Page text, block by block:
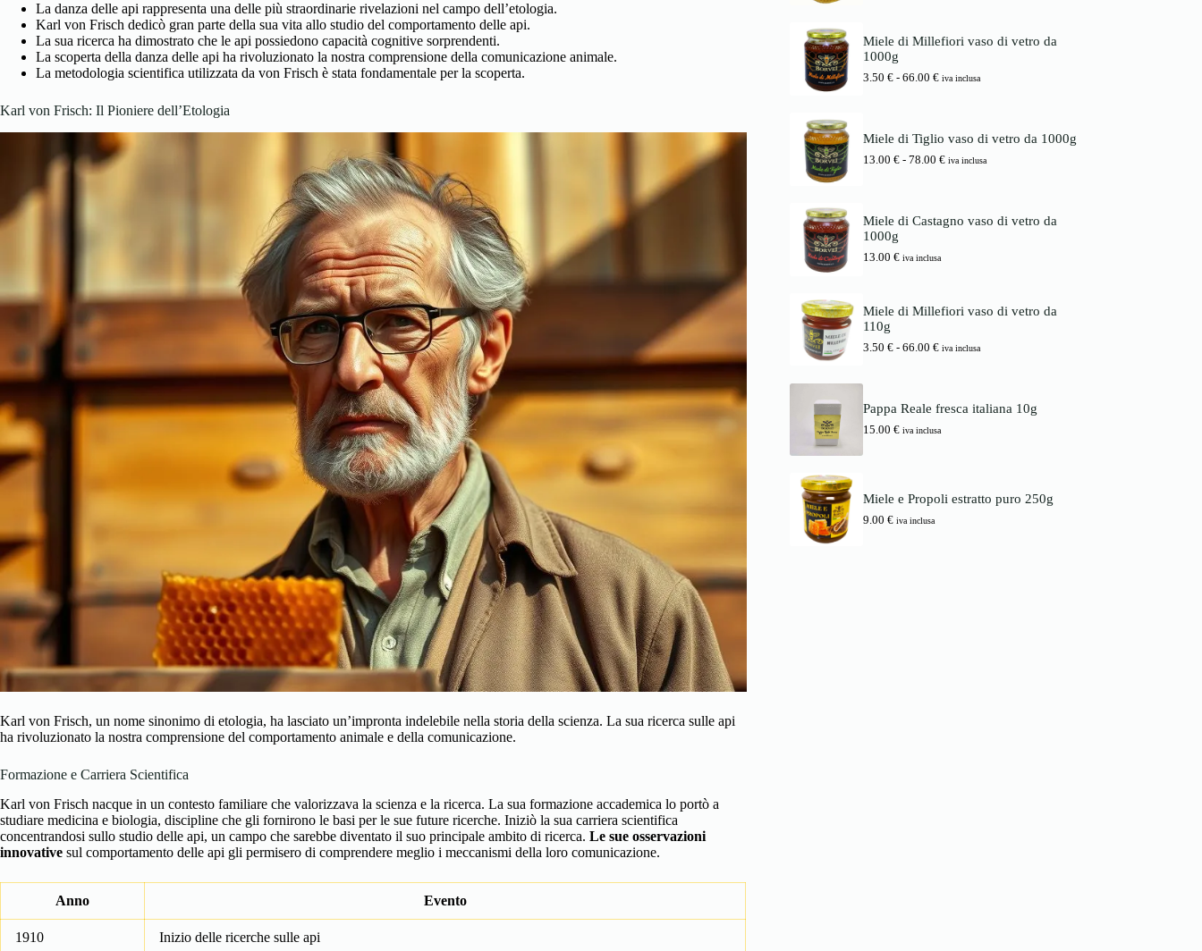
La danza delle api rappresenta una delle più straordinarie rivelazioni nel campo dell’etologia.
Karl von Frisch dedicò gran parte della sua vita allo studio del comportamento delle api.
La sua ricerca ha dimostrato che le api possiedono capacità cognitive sorprendenti.
La scoperta della danza delle api ha rivoluzionato la nostra comprensione della comunicazione animale.
La metodologia scientifica utilizzata da von Frisch è stata fondamentale per la scoperta.
Karl von Frisch: Il Pioniere dell’Etologia
Karl von Frisch, un nome sinonimo di etologia, ha lasciato un’impronta indelebile nella storia della scienza. La sua ricerca sulle api
ha rivoluzionato la nostra comprensione del comportamento animale e della comunicazione.
Formazione e Carriera Scientifica
Karl von Frisch nacque in un contesto familiare che valorizzava la scienza e la ricerca. La sua formazione accademica lo portò a
studiare medicina e biologia, discipline che gli fornirono le basi per le sue future ricerche. Iniziò la sua carriera scientifica
concentrandosi sullo studio delle api, un campo che sarebbe diventato il suo principale ambito di ricerca. Le sue osservazioni
innovative sul comportamento delle api gli permisero di comprendere meglio i meccanismi della loro comunicazione.
Anno Evento
1910 Inizio delle ricerche sulle api
e
z
g
i
e
r
a
e
z
u
a
1
6
.
€
Miele di Millefiori vaso di vetro da
1000g
3.50 € - 66.00 €F
a
d
e
o
a
3
5
a
6
€
iva inclusa
Miele di Tiglio vaso di vetro da 1000g
13.00 € - 78.00 €F
i
a
z
o
3
a
iva inclusa
Miele di Castagno vaso di vetro da
1000g
13.00 € iva inclusa
Miele di Millefiori vaso di vetro da
110g
3.50 € - 66.00 €F
i
d
z
iva inclusa
Pappa Reale fresca italiana 10g
15.00 € iva inclusa
Miele e Propoli estratto puro 250g
9.00 € iva inclusa